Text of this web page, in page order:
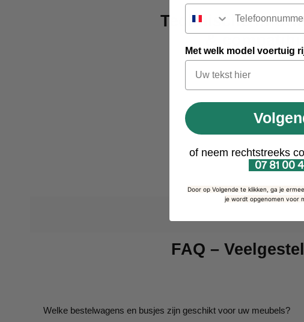
Technische
FAQ –
Welke bestelwagens en busjes zijn geschikt voor uw meubels?
Met welk model voertuig
of neem rechtstreeks
07 81 00
Door op Volgende te klikken, ga je
je wordt opgenomen voor